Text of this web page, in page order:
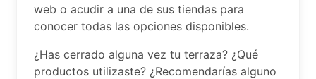
web o acudir a una de sus tiendas para
conocer todas las opciones disponibles.
¿Has cerrado alguna vez tu terraza? ¿Qué
productos utilizaste? ¿Recomendarías alguno